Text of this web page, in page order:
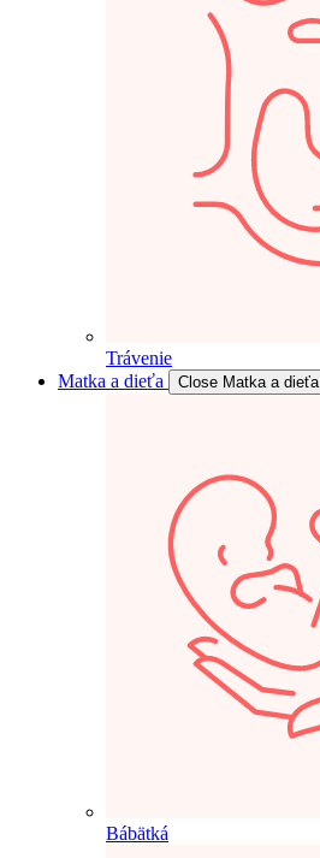
Trávenie
Matka a dieťa
Close Matka a dieťa
Bábätká